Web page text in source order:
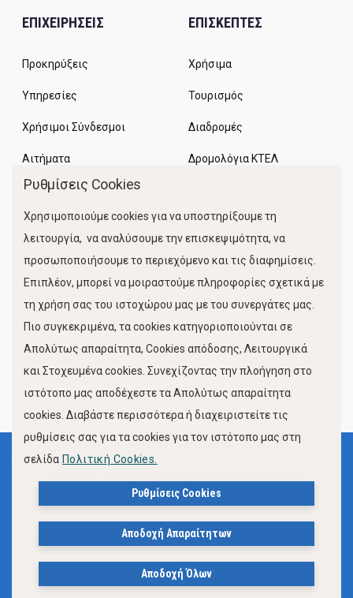
ΕΠΙΧΕΙΡΗΣΕΙΣ
Προκηρύξεις
Υπηρεσίες
Χρήσιμοι Σύνδεσμοι
Αιτήματα
ΕΠΙΣΚΕΠΤΕΣ
Χρήσιμα
Τουρισμός
Διαδρομές
Δρομολόγια ΚΤΕΛ
Κίνηση Λιμένος
FOLLOW US
© 2023, Δήμος Βόλου
Όροι Χρήσης
Πολιτική Προστασίας Προσωπικών Δεδομένων
Πολιτική Cookies
Ρυθμίσεις Cookies
Χρησιμοποιούμε cookies για να υποστηρίξουμε τη
λειτουργία, να αναλύσουμε την επισκεψιμότητα, να
προσωποποιήσουμε το περιεχόμενο και τις διαφημίσεις.
Επιπλέον, μπορεί να μοιραστούμε πληροφορίες σχετικά με
τη χρήση σας του ιστοχώρου μας με του συνεργάτες μας.
Πιο συγκεκριμένα, τα cookies κατηγοριοποιούνται σε
Απολύτως απαραίτητα, Cookies απόδοσης, Λειτουργικά
και Στοχευμένα cookies. Συνεχίζοντας την πλοήγηση στο
ιστότοπο μας αποδέχεστε τα Απολύτως απαραίτητα
cookies. Διαβάστε περισσότερα ή διαχειριστείτε τις
ρυθμίσεις σας για τα cookies για τον ιστότοπο μας στη
σελίδα Πολιτική Cookies.
Ρυθμίσεις Cookies
Αποδοχή Απαραίτητων
Αποδοχή Όλων